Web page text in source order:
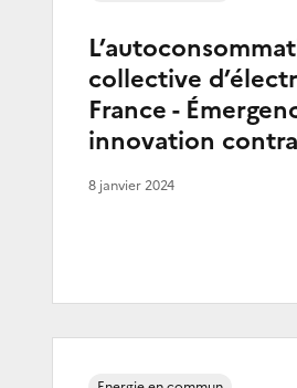
collective
France -
innovation
8 janvier 2024